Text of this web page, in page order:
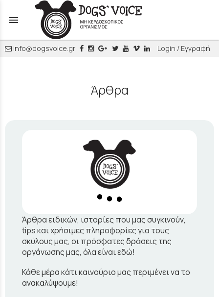
menu
info@dogsvoice.gr Login / Εγγραφή
Άρθρα
Άρθρα ειδικών, ιστορίες που μας συγκινούν,
tips και χρήσιμες πληροφορίες για τους
σκύλους μας, οι πρόσφατες δράσεις της
οργάνωσης μας, όλα είναι εδώ!
Κάθε μέρα κάτι καινούριο μας περιμένει να το
ανακαλύψουμε!